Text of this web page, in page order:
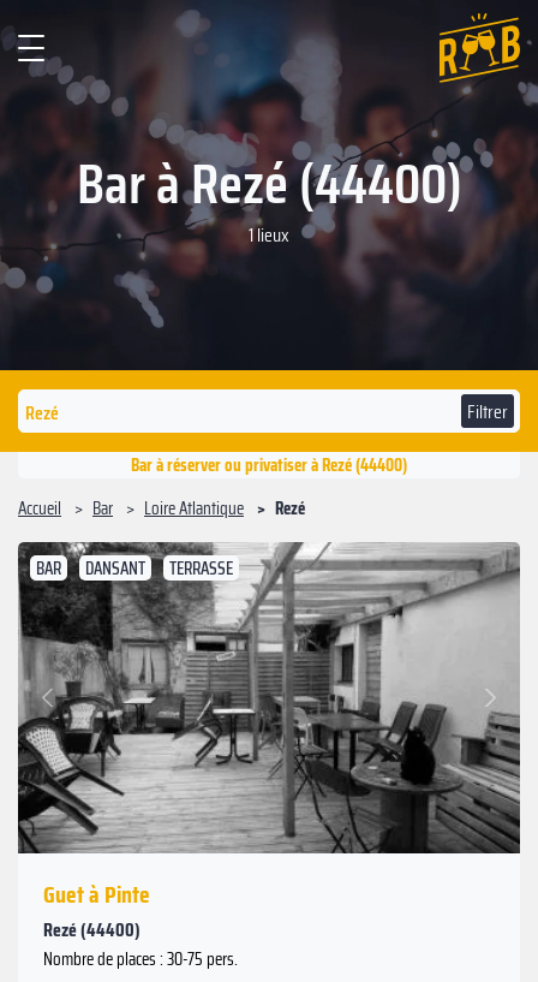
Bar à Rezé (44400)
1 lieux
Filtrer
Bar à réserver ou privatiser à Rezé (44400)
Accueil
Bar Loire Atlantique Rezé
BAR DANSANT TERRASSE
Précédent
Suivant
Guet à Pinte
Rezé (44400)
Nombre de places : 30-75 pers.